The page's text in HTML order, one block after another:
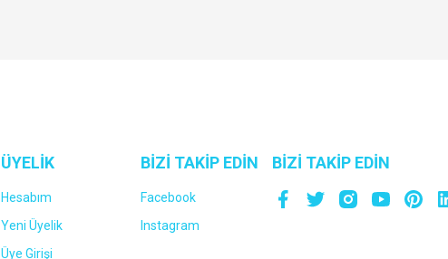
ÜYELİK
Hesabım
Yeni Üyelik
Üye Girişi
BİZİ TAKİP EDİN
Facebook
Instagram
BİZİ TAKİP EDİN